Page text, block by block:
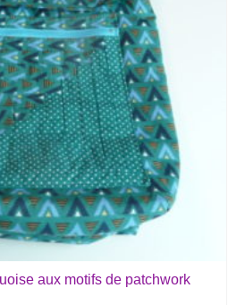
aux motifs de patchwork